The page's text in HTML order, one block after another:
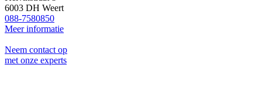
6003 DH Weert
088-7580850
Meer informatie
Neem contact op
met onze experts